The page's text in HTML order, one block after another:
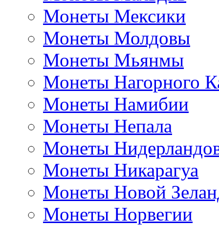
Монеты Мексики
Монеты Молдовы
Монеты Мьянмы
Монеты Нагорного
Монеты Намибии
Монеты Непала
Монеты
Монеты Никарагуа
Монеты Новой
Монеты Норвегии